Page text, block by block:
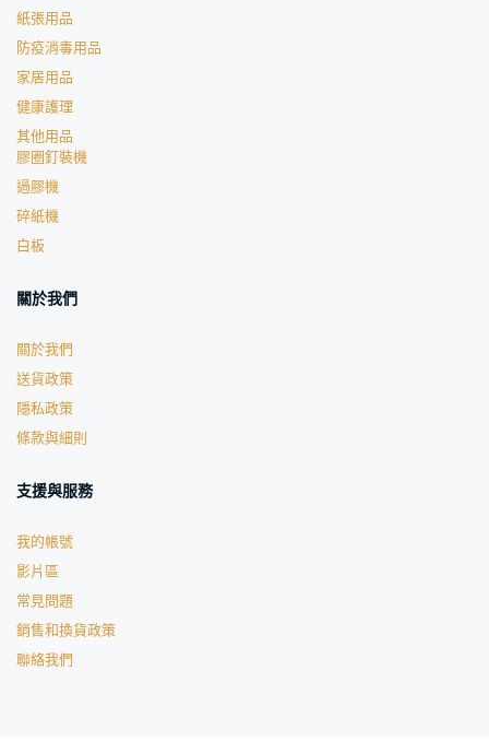
紙張用品
防疫消毒用品
家居用品
健康護理
其他用品
膠圈釘裝機
過膠機
碎紙機
白板
關於我們
關於我們
送貨政策
隱私政策
條款與細則
支援與服務
我的帳號
影片區
常見問題
銷售和換貨政策
聯絡我們